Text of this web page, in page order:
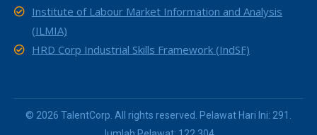
Institute of Labour Market Information and Analysis
(ILMIA)
HRD Corp Industrial Skills Framework (IndSF)
© 2026 TalentCorp. All rights reserved. Pelawat Hari Ini: 291.